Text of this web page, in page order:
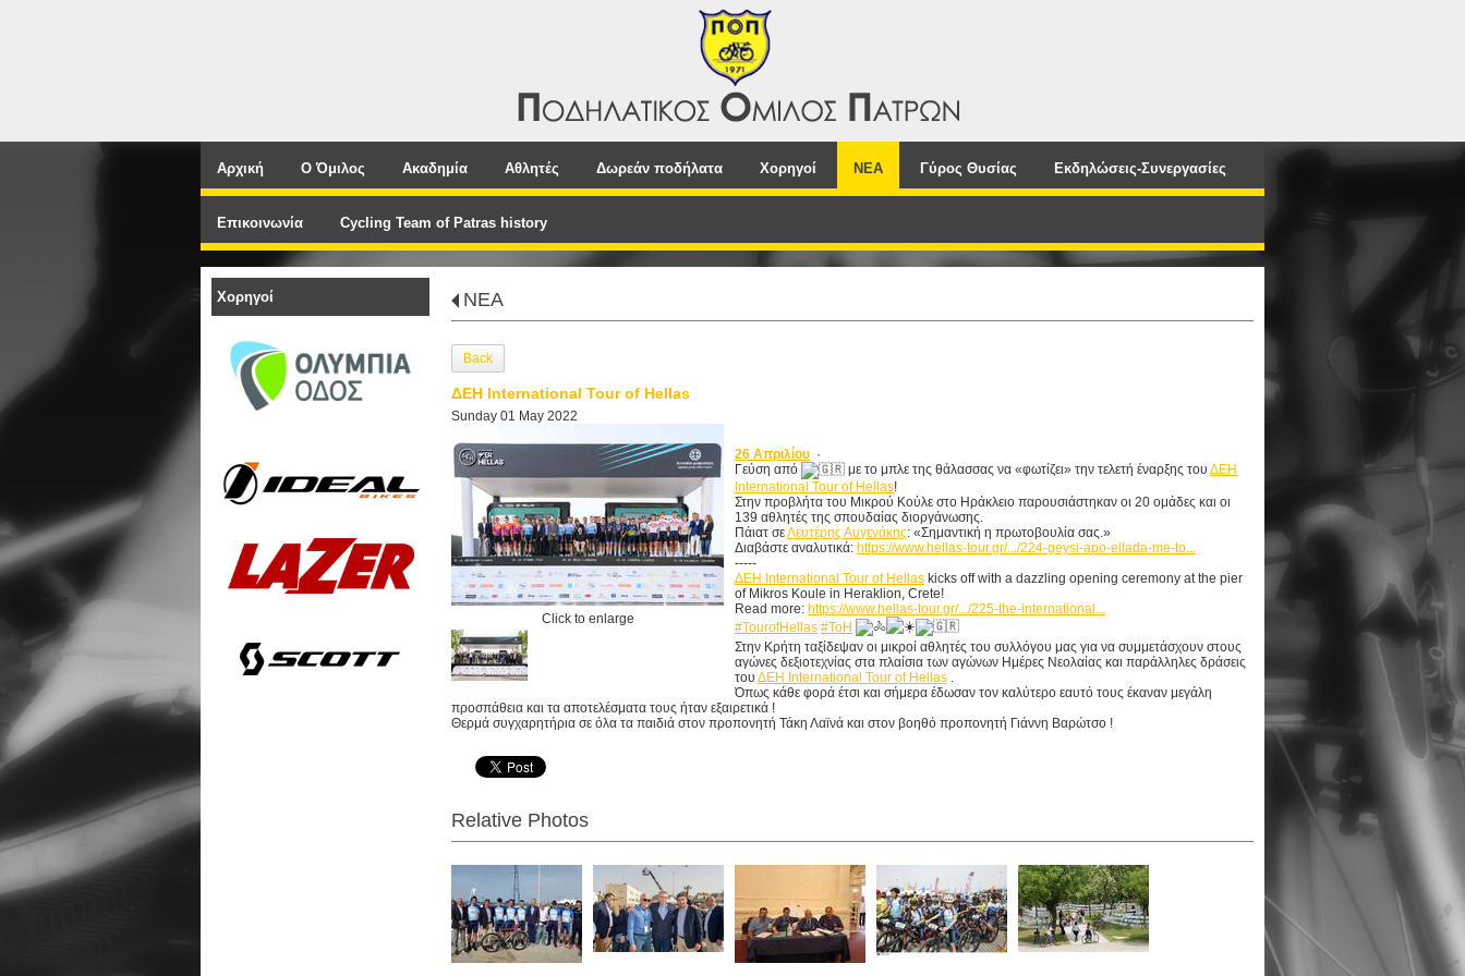
Αρχική Ο Όμιλος Ακαδημία Αθλητές Δωρεάν ποδήλατα Χορηγοί NEA Γύρος Θυσίας Εκδηλώσεις-Συνεργασίες
Επικοινωνία Cycling Team of Patras history
Χορηγοί NEA
Back
ΔΕΗ International Tour of Hellas
Sunday 01 May 2022
Click to enlarge
26 Απριλίου ·
Γεύση από
με το μπλε της θάλασσας να «φωτίζει» την τελετή έναρξης του ΔΕΗ
International Tour of Hellas!
Στην προβλήτα του Μικρού Κούλε στο Ηράκλειο παρουσιάστηκαν οι 20 ομάδες και οι
139 αθλητές της σπουδαίας διοργάνωσης.
Πάιατ σεΛευτέρης Αυγενάκης: «Σημαντική η πρωτοβουλία σας.»
Διαβάστε αναλυτικά: https://www.hellas-tour.gr/.../224-geysi-apo-ellada-me-to...
-----
ΔΕΗ International Tour of Hellas kicks off with a dazzling opening ceremony at the pier
of Mikros Koule in Heraklion, Crete!
Read more: https://www.hellas-tour.gr/.../225-the-international...
#TourofHellas #ToH
Στην Κρήτη ταξίδεψαν οι μικροί αθλητές του συλλόγου μας για να συμμετάσχουν στους
αγώνες δεξιοτεχνίας στα πλαίσια των αγώνων Ημέρες Νεολαίας και παράλληλες δράσεις
του ΔΕΗ International Tour of Hellas
Όπως κάθε φορά έτσι και σήμερα έδωσαν τον καλύτερο εαυτό τους έκαναν μεγάλη
προσπάθεια και τα αποτελέσματα τους ήταν εξαιρετικά !
Θερμά συγχαρητήρια σε όλα τα παιδιά στον προπονητή Τάκη Λαϊνά και στον βοηθό προπονητή Γιάννη Βαρώτσο !
Relative Photos